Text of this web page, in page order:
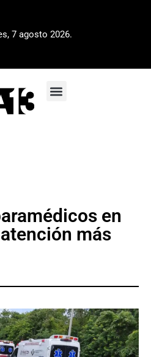
7 agosto 2026.
en
más